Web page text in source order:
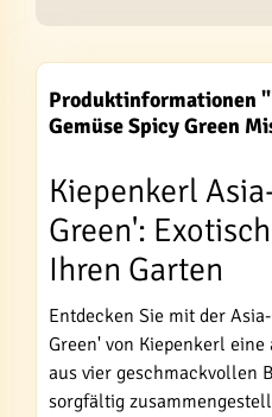
Produktinformationen
Gemüse Spicy Green
Kiepenkerl
Green':
Ihren Garten
Entdecken Sie mit der Asia-
Green' von Kiepenkerl
aus vier geschmackvollen
sorgfältig